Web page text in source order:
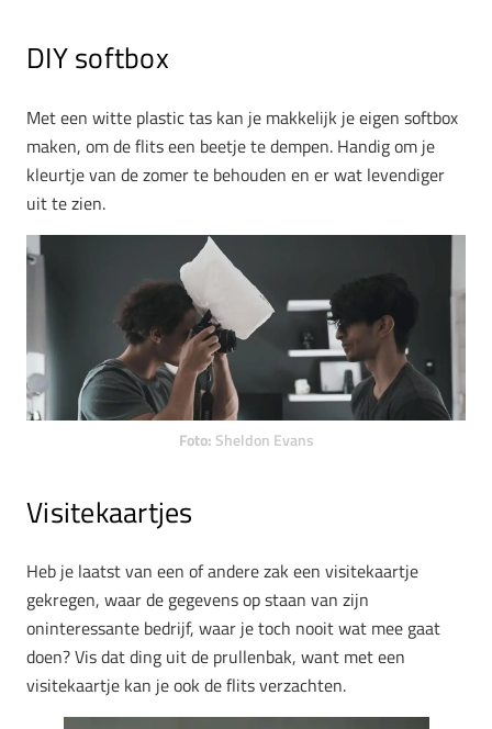
DIY softbox
Met een witte plastic tas kan je makkelijk je eigen softbox
maken, om de flits een beetje te dempen. Handig om je
kleurtje van de zomer te behouden en er wat levendiger
uit te zien.
Foto: Sheldon Evans
Visitekaartjes
Heb je laatst van een of andere zak een visitekaartje
gekregen, waar de gegevens op staan van zijn
oninteressante bedrijf, waar je toch nooit wat mee gaat
doen? Vis dat ding uit de prullenbak, want met een
visitekaartje kan je ook de flits verzachten.